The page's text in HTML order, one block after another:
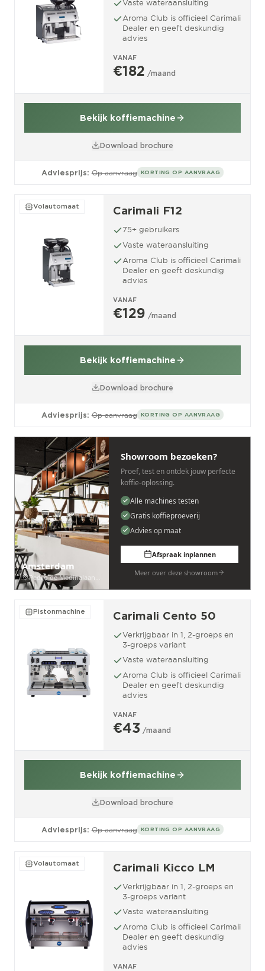
Vaste wateraansluiting
Aroma Club is officieel Carimali
Dealer en geeft deskundig
advies
VANAF
€182 /maand
Bekijk koffiemachine
Download brochure
Adviesprijs: Op aanvraag KORTING OP AANVRAAG
Volautomaat Carimali F12
75+ gebruikers
Vaste wateraansluiting
Aroma Club is officieel Carimali
Dealer en geeft deskundig
advies
VANAF
€129 /maand
Bekijk koffiemachine
Download brochure
Adviesprijs: Op aanvraag KORTING OP AANVRAAG
Amsterdam
Showroom bezoeken?
Proef, test en ontdek jouw perfecte
koffie-oplossing.
Alle machines testen
Gratis koffieproeverij
Advies op maat
Afspraak inplannen
Meer over deze showroom
Pistonmachine Carimali Cento 50
Verkrijgbaar in 1, 2-groeps en
3-groeps variant
Vaste wateraansluiting
Aroma Club is officieel Carimali
Dealer en geeft deskundig
advies
VANAF
€43 /maand
Bekijk koffiemachine
Download brochure
Adviesprijs: Op aanvraag KORTING OP AANVRAAG
Volautomaat Carimali Kicco LM
Verkrijgbaar in 1, 2-groeps en
3-groeps variant
Vaste wateraansluiting
Aroma Club is officieel Carimali
Dealer en geeft deskundig
advies
VANAF